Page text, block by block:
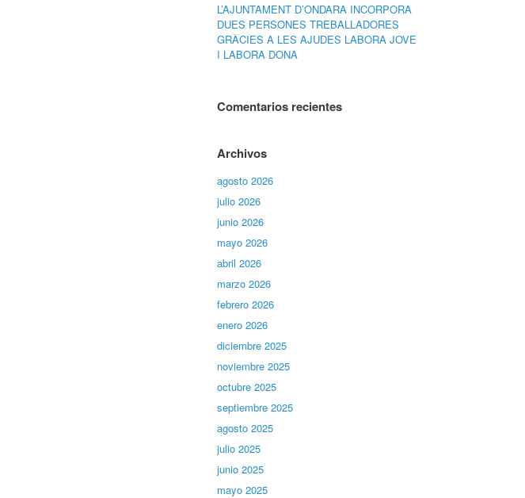
L’AJUNTAMENT D’ONDARA INCORPORA
DUES PERSONES TREBALLADORES
GRÀCIES A LES AJUDES LABORA JOVE
I LABORA DONA
Comentarios recientes
Archivos
agosto 2026
julio 2026
junio 2026
mayo 2026
abril 2026
marzo 2026
febrero 2026
enero 2026
diciembre 2025
noviembre 2025
octubre 2025
septiembre 2025
agosto 2025
julio 2025
junio 2025
mayo 2025